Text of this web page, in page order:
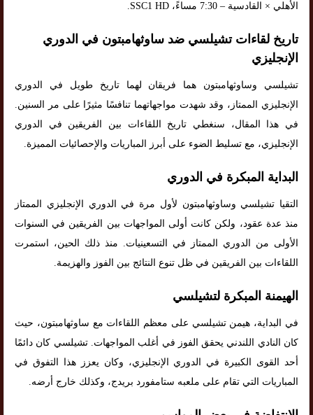
الأهلي × القادسية – 7:30 مساءً، SSC1 HD.
تاريخ لقاءات تشيلسي ضد ساوثهامبتون في الدوري
الإنجليزي
تشيلسي وساوثهامبتون هما فريقان لهما تاريخ طويل في الدوري
الإنجليزي الممتاز، وقد شهدت مواجهاتهما تنافسًا مثيرًا على مر السنين.
في هذا المقال، سنغطي تاريخ اللقاءات بين الفريقين في الدوري
الإنجليزي، مع تسليط الضوء على أبرز المباريات والإحصائيات المميزة.
البداية المبكرة في الدوري
التقيا تشيلسي وساوثهامبتون لأول مرة في الدوري الإنجليزي الممتاز
منذ عدة عقود، ولكن كانت أولى المواجهات بين الفريقين في السنوات
الأولى من الدوري الممتاز في التسعينيات. منذ ذلك الحين، استمرت
اللقاءات بين الفريقين في ظل تنوع النتائج بين الفوز والهزيمة.
الهيمنة المبكرة لتشيلسي
في البداية، هيمن تشيلسي على معظم اللقاءات مع ساوثهامبتون، حيث
كان النادي اللندني يحقق الفوز في أغلب المواجهات. تشيلسي كان دائمًا
أحد القوى الكبيرة في الدوري الإنجليزي، وكان يعزز هذا التفوق في
المباريات التي تقام على ملعبه ستامفورد بريدج، وكذلك خارج أرضه.